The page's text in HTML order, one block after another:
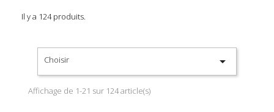
Il y a 124 produits.
Choisir 
Affichage de 1-21 sur 124 article(s)